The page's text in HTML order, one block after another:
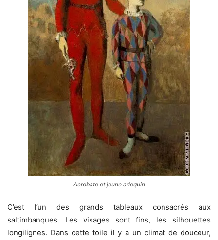
Acrobate et jeune arlequin
C’est l’un des grands tableaux consacrés aux
saltimbanques. Les visages sont fins, les silhouettes
longilignes. Dans cette toile il y a un climat de douceur,